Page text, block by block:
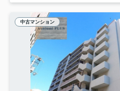
中古マンション